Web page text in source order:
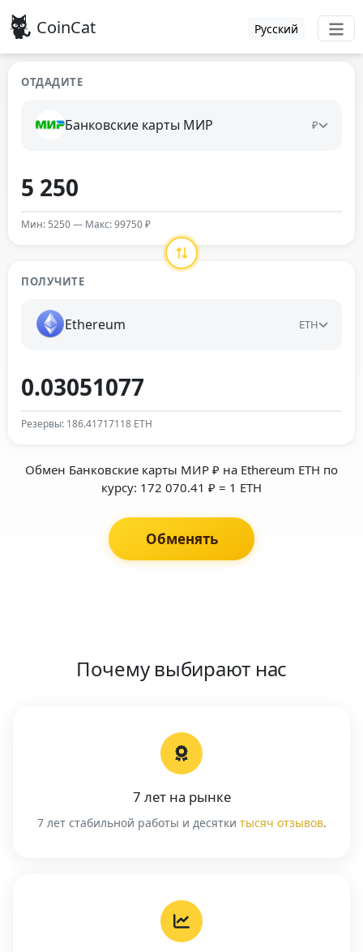
CoinCat Русский
ОТДАДИТЕ
Банковские карты МИР ₽
Мин: 5250 — Макс: 99750 ₽
ПОЛУЧИТЕ
Ethereum ETH
Резервы: 186.41717118 ETH
Обмен Банковские карты МИР ₽ на Ethereum ETH по
курсу: 172 070.41 ₽ = 1 ETH
Обменять
Почему выбирают нас
7 лет на рынке
7 лет стабильной работы и десятки тысяч отзывов.